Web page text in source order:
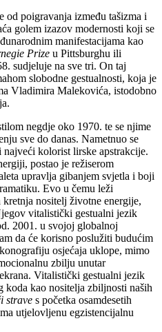
od poigravanja između tašizma i
golem izazov modernosti koji se
manifestacijama kao
Prize u Pittsburghu ili
sudjeluje na sve tri. On taj
slobodne gestualnosti, koja je
Vladimira Malekovića, istodobno
negdje oko 1970. te se njime
sve do danas. Nametnuo se
kolorist lirske apstrakcije.
postao je režiserom
upravlja gibanjem svjetla i boji
Evo u čemu leži
nositelj životne energije,
vitalistički gestualni jezik
2001. u svojoj globalnoj
da će korisno poslužiti budućim
osjećaja uklope, mimo
zbilju unutar
Vitalistički gestualni jezik
koda kao nositelja zbiljnosti naših
strave s početka osamdesetih
utjelovljenu egzistencijalnu